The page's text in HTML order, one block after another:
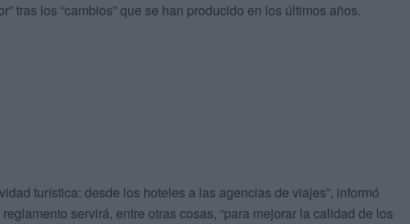
tras los “cambios” que se han producido en los últimos años.
turística: desde los hoteles a las agencias de viajes”, informó
servirá, entre otras cosas, “para mejorar la calidad de los